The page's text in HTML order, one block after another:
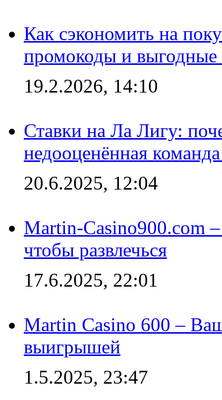
Как сэкономить на
промокоды и выгодные
19.2.2026, 14:10
Ставки на Ла Лигу:
недооценённая
20.6.2025, 12:04
Martin-Casino900.com
чтобы развлечься
17.6.2025, 22:01
Martin Casino 600 –
выигрышей
1.5.2025, 23:47